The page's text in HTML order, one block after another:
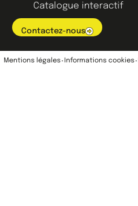
Catalogue interactif
Contactez-nous
Mentions légales Informations cookies